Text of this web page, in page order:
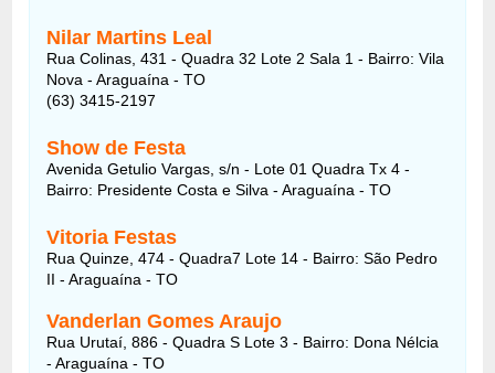
Nilar Martins Leal
Rua Colinas, 431 - Quadra 32 Lote 2 Sala 1 - Bairro: Vila
Nova - Araguaína - TO
(63) 3415-2197
Show de Festa
Avenida Getulio Vargas, s/n - Lote 01 Quadra Tx 4 -
Bairro: Presidente Costa e Silva - Araguaína - TO
Vitoria Festas
Rua Quinze, 474 - Quadra7 Lote 14 - Bairro: São Pedro
II - Araguaína - TO
Vanderlan Gomes Araujo
Rua Urutaí, 886 - Quadra S Lote 3 - Bairro: Dona Nélcia
- Araguaína - TO